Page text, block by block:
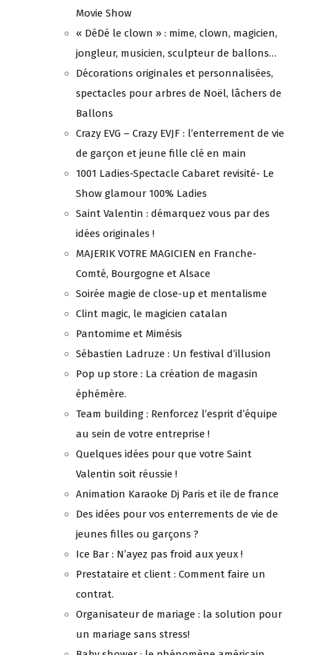
Movie Show
« DéDé le clown » : mime, clown, magicien,
jongleur, musicien, sculpteur de ballons…
Décorations originales et personnalisées,
spectacles pour arbres de Noël, lâchers de
Ballons
Crazy EVG – Crazy EVJF : l’enterrement de vie
de garçon et jeune fille clé en main
1001 Ladies-Spectacle Cabaret revisité- Le
Show glamour 100% Ladies
Saint Valentin : démarquez vous par des
idées originales !
MAJERIK VOTRE MAGICIEN en Franche-
Comté, Bourgogne et Alsace
Soirée magie de close-up et mentalisme
Clint magic, le magicien catalan
Pantomime et Mimésis
Sébastien Ladruze : Un festival d’illusion
Pop up store : La création de magasin
éphémère.
Team building : Renforcez l’esprit d’équipe
au sein de votre entreprise !
Quelques idées pour que votre Saint
Valentin soit réussie !
Animation Karaoke Dj Paris et ile de france
Des idées pour vos enterrements de vie de
jeunes filles ou garçons ?
Ice Bar : N’ayez pas froid aux yeux !
Prestataire et client : Comment faire un
contrat.
Organisateur de mariage : la solution pour
un mariage sans stress!